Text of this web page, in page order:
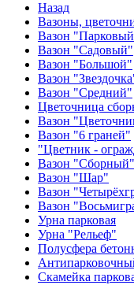
Назад
Вазоны,
Вазон
Вазон "Садовый"
Вазон "Большой"
Вазон
Вазон "Средний"
Цветочница
Вазон
Вазон "6 граней"
"Цветник -
Вазон "Сборный"
Вазон "Шар"
Вазон
Вазон
Урна парковая
Урна "Рельеф"
Полусфера
Скамейка